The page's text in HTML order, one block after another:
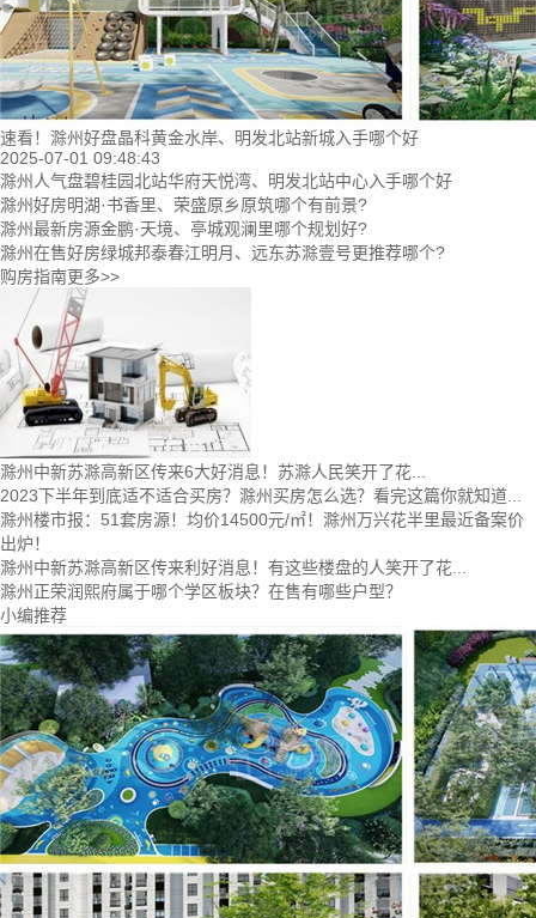
速看！滁州好盘晶科黄金水岸、明发北站新城入手哪个好
2025-07-01 09:48:43
滁州人气盘碧桂园北站华府天悦湾、明发北站中心入手哪个好
滁州好房明湖·书香里、荣盛原乡原筑哪个有前景?
滁州最新房源金鹏·天境、亭城观澜里哪个规划好?
滁州在售好房绿城邦泰春江明月、远东苏滁壹号更推荐哪个?
购房指南更多>>
滁州中新苏滁高新区传来6大好消息！苏滁人民笑开了花...
2023下半年到底适不适合买房？滁州买房怎么选？看完这篇你就知道...
滁州楼市报：51套房源！均价14500元/㎡！滁州万兴花半里最近备案价
出炉！
滁州中新苏滁高新区传来利好消息！有这些楼盘的人笑开了花...
滁州正荣润熙府属于哪个学区板块？在售有哪些户型？
小编推荐